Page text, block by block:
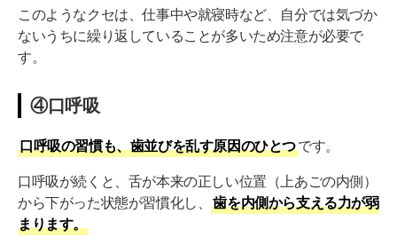
このようなクセは、仕事中や就寝時など、自分では気づか
ないうちに繰り返していることが多いため注意が必要で
す。
④口呼吸
口呼吸の習慣も、歯並びを乱す原因のひとつです。
口呼吸が続くと、舌が本来の正しい位置（上あごの内側）
から下がった状態が習慣化し、
歯を内側から支える力が弱
まります。